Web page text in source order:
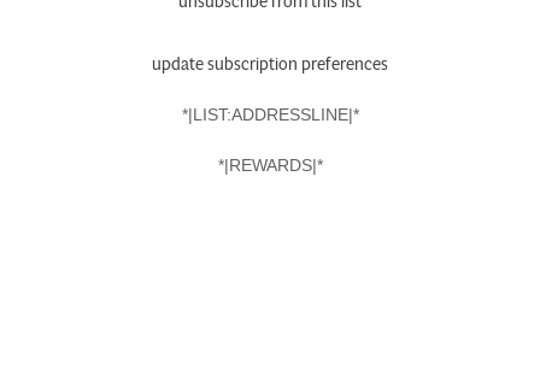
update subscription preferences
*|LIST:ADDRESSLINE|*
*|REWARDS|*